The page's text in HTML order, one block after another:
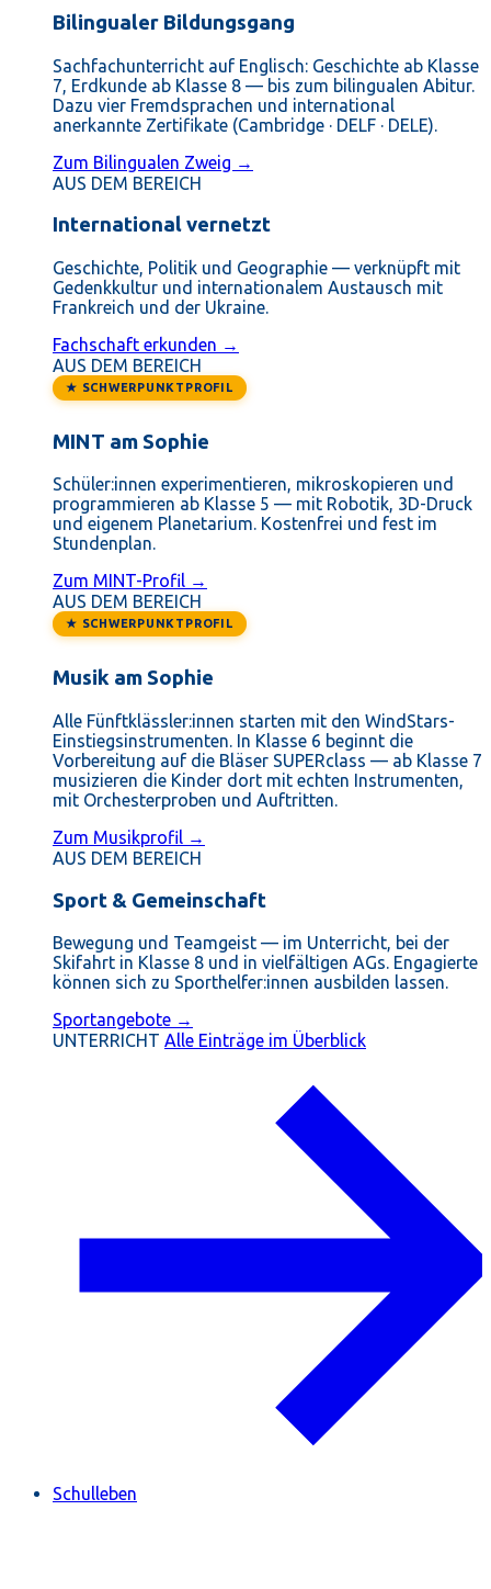
Bilingualer Bildungsgang
Sachfachunterricht auf Englisch: Geschichte ab Klasse
7, Erdkunde ab Klasse 8 — bis zum bilingualen Abitur.
Dazu vier Fremdsprachen und international
anerkannte Zertifikate (Cambridge · DELF · DELE).
Zum Bilingualen Zweig →
AUS DEM BEREICH
International vernetzt
Geschichte, Politik und Geographie — verknüpft mit
Gedenkkultur und internationalem Austausch mit
Frankreich und der Ukraine.
Fachschaft erkunden →
AUS DEM BEREICH
★ SCHWERPUNKTPROFIL
MINT am Sophie
Schüler:innen experimentieren, mikroskopieren und
programmieren ab Klasse 5 — mit Robotik, 3D-Druck
und eigenem Planetarium. Kostenfrei und fest im
Stundenplan.
Zum MINT-Profil →
AUS DEM BEREICH
★ SCHWERPUNKTPROFIL
Musik am Sophie
Alle Fünftklässler:innen starten mit den WindStars-
Einstiegsinstrumenten. In Klasse 6 beginnt die
Vorbereitung auf die Bläser SUPERclass — ab Klasse 7
musizieren die Kinder dort mit echten Instrumenten,
mit Orchesterproben und Auftritten.
Zum Musikprofil →
AUS DEM BEREICH
Sport & Gemeinschaft
Bewegung und Teamgeist — im Unterricht, bei der
Skifahrt in Klasse 8 und in vielfältigen AGs. Engagierte
können sich zu Sporthelfer:innen ausbilden lassen.
Sportangebote →
UNTERRICHT Alle Einträge im Überblick
Schulleben